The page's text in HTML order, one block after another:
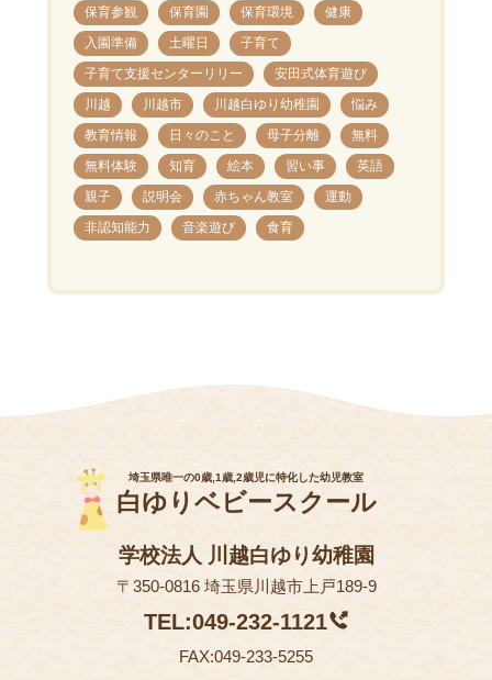
保育参観
保育園 保育環境
健康
入園準備
土曜日
子育て
子育て支援センターリリー
安田式体育遊び
川越
川越市 川越白ゆり幼稚園
悩み
教育情報
日々のこと 母子分離
無料
無料体験
知育 絵本 習い事
英語
親子
説明会 赤ちゃん教室
運動
非認知能力
音楽遊び 食育
埼玉県唯一の0歳,1歳,2歳児に特化した幼児教室
白ゆりベビースクール
学校法人 川越白ゆり幼稚園
〒350-0816 埼玉県川越市上戸189-9
TEL:049-232-1121
FAX:049-233-5255